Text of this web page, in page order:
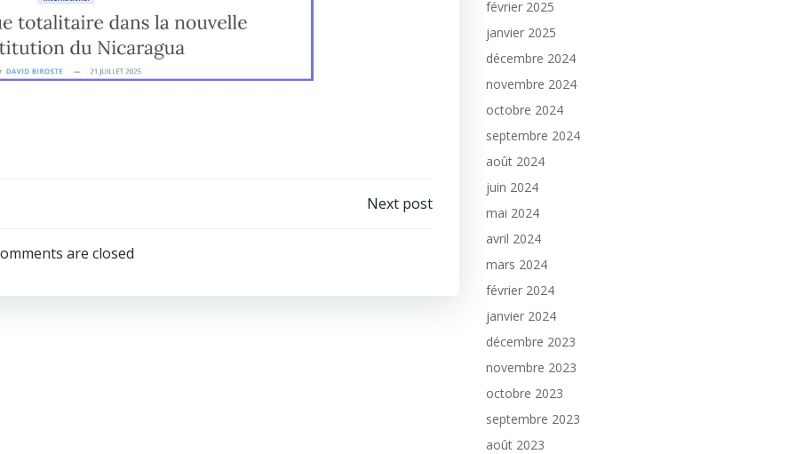
Next post
are closed
février 2025
janvier 2025
décembre 2024
novembre 2024
octobre 2024
septembre 2024
août 2024
juin 2024
mai 2024
avril 2024
mars 2024
février 2024
janvier 2024
décembre 2023
novembre 2023
octobre 2023
septembre 2023
août 2023